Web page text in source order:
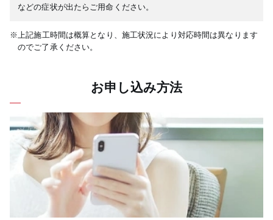
などの症状が出たらご用命ください。
※上記施工時間は概算となり、施工状況により対応時間は異なります
のでご了承ください。
お申し込み方法